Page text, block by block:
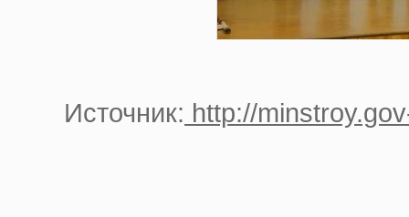
Источник: http://